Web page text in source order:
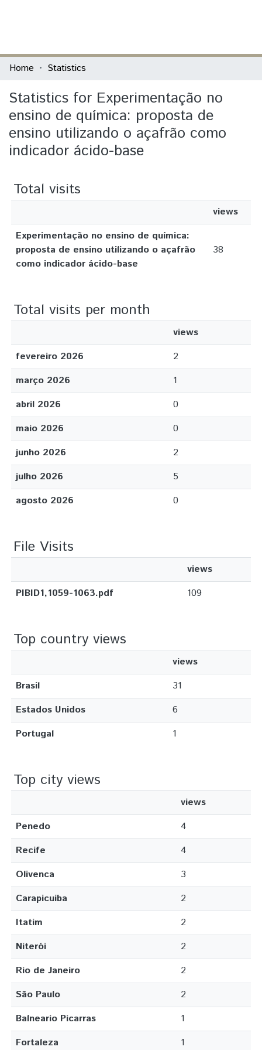
Communities & Collections
All of DSpace
Home Statistics
Statistics for Experimentação no
ensino de química: proposta de
ensino utilizando o açafrão como
indicador ácido-base
Total visits
views
Experimentação no ensino de química:
proposta de ensino utilizando o açafrão
como indicador ácido-base
38
Total visits per month
views
fevereiro 2026
2
março 2026
1
abril 2026
0
maio 2026
0
junho 2026
2
julho 2026
5
agosto 2026
0
File Visits
views
PIBID1,1059-1063.pdf
109
Top country views
views
Brasil
31
Estados Unidos
6
Portugal
1
Top city views
views
Penedo
4
Recife
4
Olivenca
3
Carapicuiba
2
Itatim
2
Niterói
2
Rio de Janeiro
2
São Paulo
2
Balneario Picarras
1
Fortaleza
1